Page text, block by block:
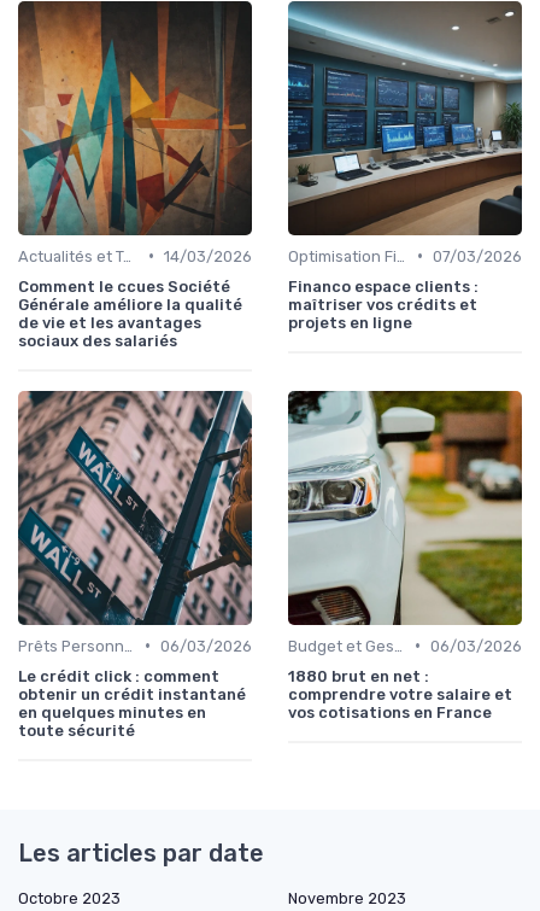
Actualités et Tendances Économiques • 14/03/2026
Comment le ccues Société
Générale améliore la qualité
de vie et les avantages
sociaux des salariés
• 07/03/2026
Financo espace clients :
maîtriser vos crédits et
projets en ligne
• 06/03/2026
Le crédit click : comment
obtenir un crédit instantané
en quelques minutes en
toute sécurité
• 06/03/2026
1880 brut en net :
comprendre votre salaire et
vos cotisations en France
Les articles par date
Octobre 2023
Novembre 2023